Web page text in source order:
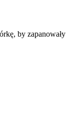
by zapanowały